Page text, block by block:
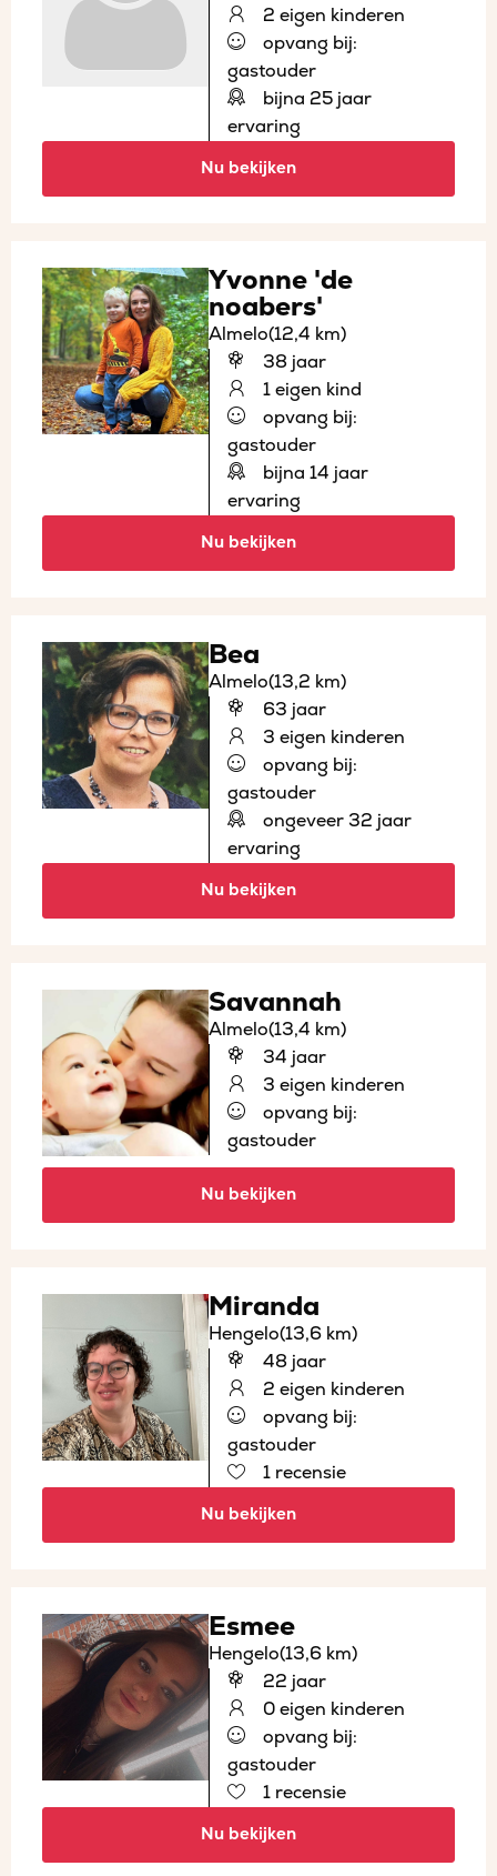
2 eigen kinderen
opvang bij:
gastouder
bijna 25 jaar
ervaring
Nu bekijken
Yvonne 'de
noabers'
Almelo(12,4 km)
38 jaar
1 eigen kind
opvang bij:
gastouder
bijna 14 jaar
ervaring
Nu bekijken
Bea
Almelo(13,2 km)
63 jaar
3 eigen kinderen
opvang bij:
gastouder
ongeveer 32 jaar
ervaring
Nu bekijken
Savannah
Almelo(13,4 km)
34 jaar
3 eigen kinderen
opvang bij:
gastouder
Nu bekijken
Miranda
Hengelo(13,6 km)
48 jaar
2 eigen kinderen
opvang bij:
gastouder
1 recensie
Nu bekijken
Esmee
Hengelo(13,6 km)
22 jaar
0 eigen kinderen
opvang bij:
gastouder
1 recensie
Nu bekijken